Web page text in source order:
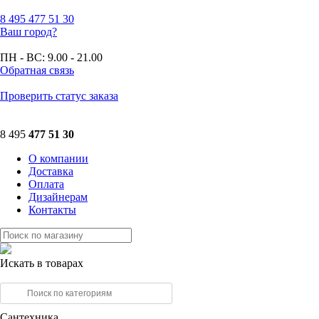
8 495 477 51 30
Ваш город?
ПН - ВС: 9.00 - 21.00
Обратная связь
Проверить статус заказа
8 495 477 51 30
О компании
Доставка
Оплата
Дизайнерам
Контакты
Искать в товарах